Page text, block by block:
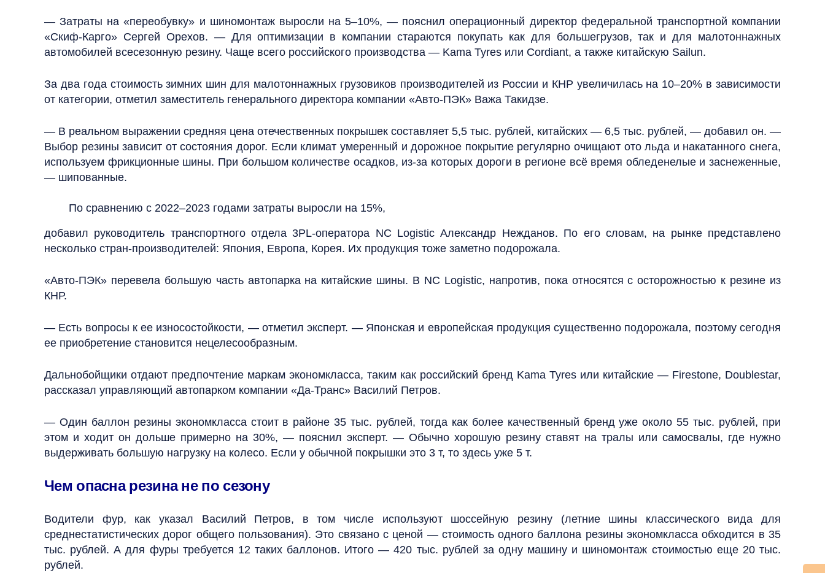
— Затраты на «переобувку» и шиномонтаж выросли на 5–10%, — пояснил операционный директор федеральной транспортной компании
«Скиф-Карго» Сергей Орехов. — Для оптимизации в компании стараются покупать как для большегрузов, так и для малотоннажных
автомобилей всесезонную резину. Чаще всего российского производства — Kama Tyres или Cordiant, а также китайскую Sailun.
За два года стоимость зимних шин для малотоннажных грузовиков производителей из России и КНР увеличилась на 10–20% в зависимости
от категории, отметил заместитель генерального директора компании «Авто-ПЭК» Важа Такидзе.
— В реальном выражении средняя цена отечественных покрышек составляет 5,5 тыс. рублей, китайских — 6,5 тыс. рублей, — добавил он. —
Выбор резины зависит от состояния дорог. Если климат умеренный и дорожное покрытие регулярно очищают ото льда и накатанного снега,
используем фрикционные шины. При большом количестве осадков, из-за которых дороги в регионе всё время обледенелые и заснеженные,
— шипованные.
По сравнению с 2022–2023 годами затраты выросли на 15%,
добавил руководитель транспортного отдела 3PL-оператора NC Logistic Александр Нежданов. По его словам, на рынке представлено
несколько стран-производителей: Япония, Европа, Корея. Их продукция тоже заметно подорожала.
«Авто-ПЭК» перевела большую часть автопарка на китайские шины. В NC Logistic, напротив, пока относятся с осторожностью к резине из
КНР.
— Есть вопросы к ее износостойкости, — отметил эксперт. — Японская и европейская продукция существенно подорожала, поэтому сегодня
ее приобретение становится нецелесообразным.
Дальнобойщики отдают предпочтение маркам экономкласса, таким как российский бренд Kama Tyres или китайские — Firestone, Doublestar,
рассказал управляющий автопарком компании «Да-Транс» Василий Петров.
— Один баллон резины экономкласса стоит в районе 35 тыс. рублей, тогда как более качественный бренд уже около 55 тыс. рублей, при
этом и ходит он дольше примерно на 30%, — пояснил эксперт. — Обычно хорошую резину ставят на тралы или самосвалы, где нужно
выдерживать большую нагрузку на колесо. Если у обычной покрышки это 3 т, то здесь уже 5 т.
Чем опасна резина не по сезону
Водители фур, как указал Василий Петров, в том числе используют шоссейную резину (летние шины классического вида для
среднестатистических дорог общего пользования). Это связано с ценой — стоимость одного баллона резины экономкласса обходится в 35
тыс. рублей. А для фуры требуется 12 таких баллонов. Итого — 420 тыс. рублей за одну машину и шиномонтаж стоимостью еще 20 тыс.
рублей.